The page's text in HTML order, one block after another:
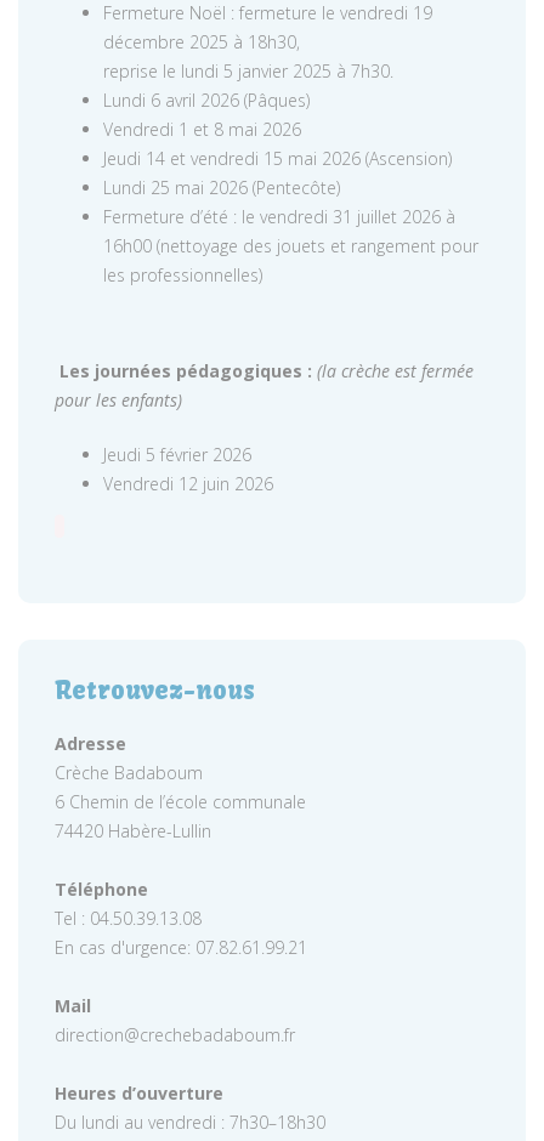
Fermeture Noël : fermeture le vendredi 19
décembre 2025 à 18h30,
reprise le lundi 5 janvier 2025 à 7h30.
Lundi 6 avril 2026 (Pâques)
Vendredi 1 et 8 mai 2026
Jeudi 14 et vendredi 15 mai 2026 (Ascension)
Lundi 25 mai 2026 (Pentecôte)
Fermeture d’été : le vendredi 31 juillet 2026 à
16h00 (nettoyage des jouets et rangement pour
les professionnelles)
Les journées pédagogiques : (la crèche est fermée
pour les enfants)
Jeudi 5 février 2026
Vendredi 12 juin 2026
Retrouvez-nous
Adresse
Crèche Badaboum
6 Chemin de l’école communale
74420 Habère-Lullin
Téléphone
Tel : 04.50.39.13.08
En cas d'urgence: 07.82.61.99.21
Mail
direction@crechebadaboum.fr
Heures d’ouverture
Du lundi au vendredi : 7h30–18h30